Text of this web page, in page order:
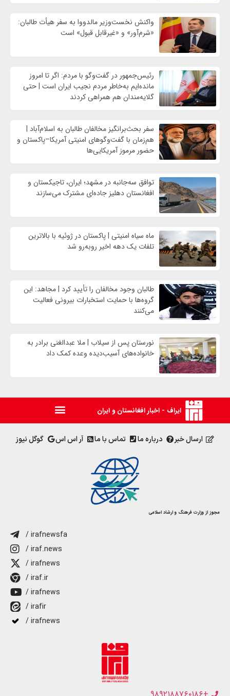
واکنش نخست‌وزیر مالدووا به سفر هیأت طالبان:
«شرم‌آور» و «غیرقابل قبول» است
رئیس‌جمهور در گفت‌وگو با مردم: اگر تا امروز
مانده‌ایم به‌خاطر مردم نجیب ایران است | حتی
گلایه‌مندان هم همراهی کردند
سفر بحث‌برانگیز مخالفان طالبان به اسلام‌آباد |
هم‌زمان با گفت‌وگوهای امنیتی آمریکا–پاکستان و
حضور مرموز آمریکایی‌ها
توافق سه‌جانبه در مشهد؛ ایران، تاجیکستان و
افغانستان دهلیز جاده‌ای مشترک می‌سازند
ماه سیاه امنیتی | پاکستان در ژوئیه با بالاترین
تلفات یک دهه اخیر روبه‌رو شد
طالبان وجود مخالفان را تأیید کرد | مجاهد: این
گروه‌ها با حمایت استخبارات بیرونی فعالیت
می‌کنند
نورستان پس از سیلاب | ملا عبدالغنی برادر به
خانواده‌های آسیب‌دیده وعده کمک داد
ایراف - اخبار افغانستان و ایران
ارسال خبر درباره ما تماس با ما آر اس اس گوگل نیوز
مجوز از وزارت فرهنگ و ارشاد اسلامی
/ irafnewsfa
/ iraf.news
/ irafnews
/ iraf.ir
/ irafnews
/ irafir
/ irafnews